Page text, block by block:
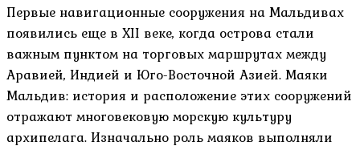
Первые навигационные сооружения на Мальдивах
появились еще в XII веке, когда острова стали
важным пунктом на торговых маршрутах между
Аравией, Индией и Юго-Восточной Азией. Маяки
Мальдив: история и расположение этих сооружений
отражают многовековую морскую культуру
архипелага. Изначально роль маяков выполняли